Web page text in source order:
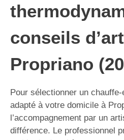
conseils
Propriano
Pour sélectionner un
adapté à votre domicile à
l’accompagnement par un
différence. Le professionnel